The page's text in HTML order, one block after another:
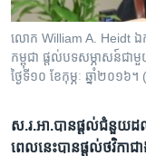
និង​
ទៅ​
កាន់​
ស្វែង​
រក
បណ្តាញ​សង្គម
លោក William A. Heidt ឯកអ
កម្ពុជា ផ្តល់​បទ​សម្ភាសន៍​ជាមួ
ថ្ងៃ​ទី​១០ ខែ​កុម្ភៈ​ ឆ្នាំ​២០១
ស.រ.អា.​បាន​ផ្ដល់​ជំនួយ​ដ
ពេល​នេះ​បាន​ផ្តល់​ថវិកា​